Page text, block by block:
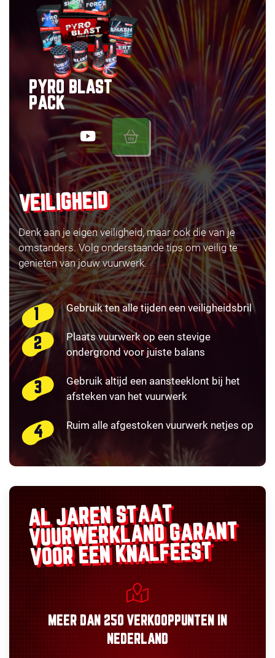
PYRO BLAST
PACK
VEILIGHEID
Denk aan je eigen veiligheid, maar ook die van je
omstanders. Volg onderstaande tips om veilig te
genieten van jouw vuurwerk.
Gebruik ten alle tijden een veiligheidsbril
Plaats vuurwerk op een stevige
ondergrond voor juiste balans
Gebruik altijd een aansteeklont bij het
afsteken van het vuurwerk
Ruim alle afgestoken vuurwerk netjes op
AL JAREN STAAT
VUURWERKLANDGARANT
VOOR EEN KNALFEEST
MEER DAN 250 VERKOOPPUNTEN
IN
NEDERLAND